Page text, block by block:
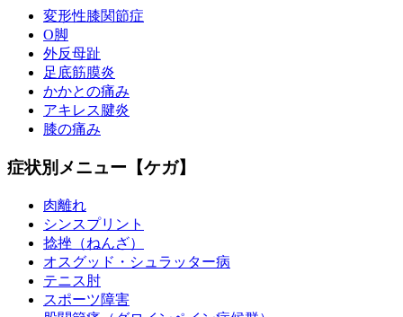
変形性膝関節症
O脚
外反母趾
足底筋膜炎
かかとの痛み
アキレス腱炎
膝の痛み
症状別メニュー【ケガ】
肉離れ
シンスプリント
捻挫（ねんざ）
オスグッド・シュラッター病
テニス肘
スポーツ障害